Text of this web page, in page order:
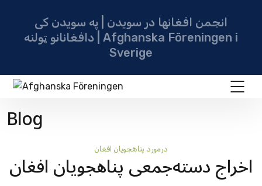
انجمن افغانها در سویدن | په سویدن کی
دافغانانو ټولنه | Afghanska Föreningen i
Sverige
Blog
درمورد پناهجويان افغان
اخراج دسته‌جمعی پناهجویان افغان